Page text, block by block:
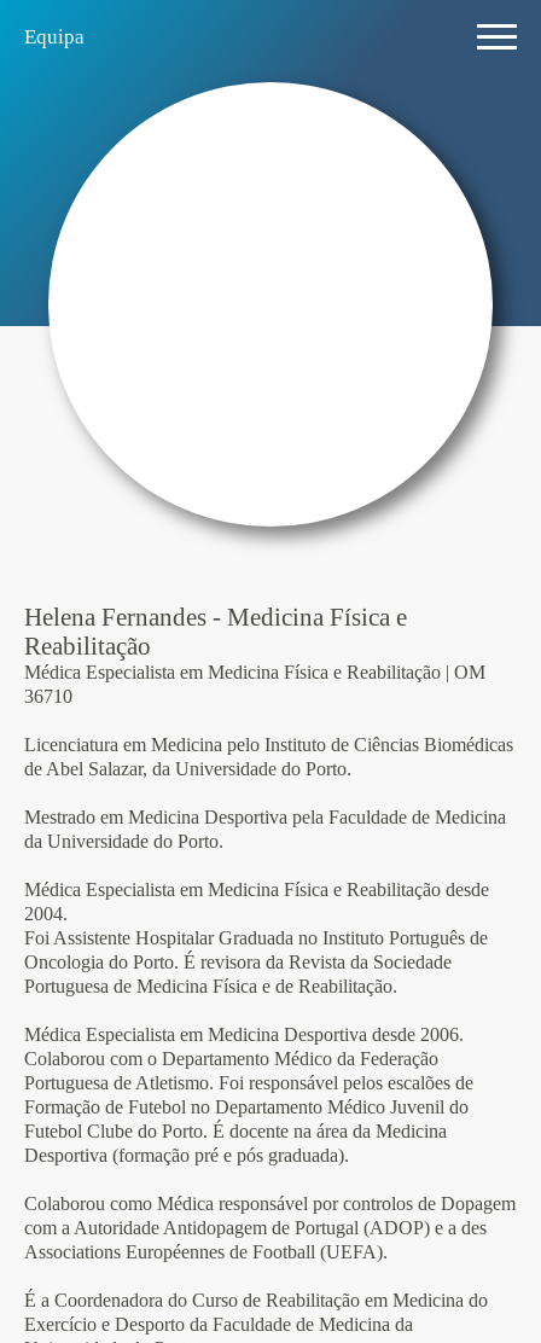
Equipa
Helena Fernandes - Medicina Fí­sica e
Reabilitação
Médica Especialista em Medicina Física e Reabilitação | OM
36710
Licenciatura em Medicina pelo Instituto de Ciências Biomédicas
de Abel Salazar, da Universidade do Porto.
Mestrado em Medicina Desportiva pela Faculdade de Medicina
da Universidade do Porto.
Médica Especialista em Medicina Física e Reabilitação desde
2004.
Foi Assistente Hospitalar Graduada no Instituto Português de
Oncologia do Porto. É revisora da Revista da Sociedade
Portuguesa de Medicina Física e de Reabilitação.
Médica Especialista em Medicina Desportiva desde 2006.
Colaborou com o Departamento Médico da Federação
Portuguesa de Atletismo. Foi responsável pelos escalões de
Formação de Futebol no Departamento Médico Juvenil do
Futebol Clube do Porto. É docente na área da Medicina
Desportiva (formação pré e pós graduada).
Colaborou como Médica responsável por controlos de Dopagem
com a Autoridade Antidopagem de Portugal (ADOP) e a des
Associations Européennes de Football (UEFA).
É a Coordenadora do Curso de Reabilitação em Medicina do
Exercício e Desporto da Faculdade de Medicina da